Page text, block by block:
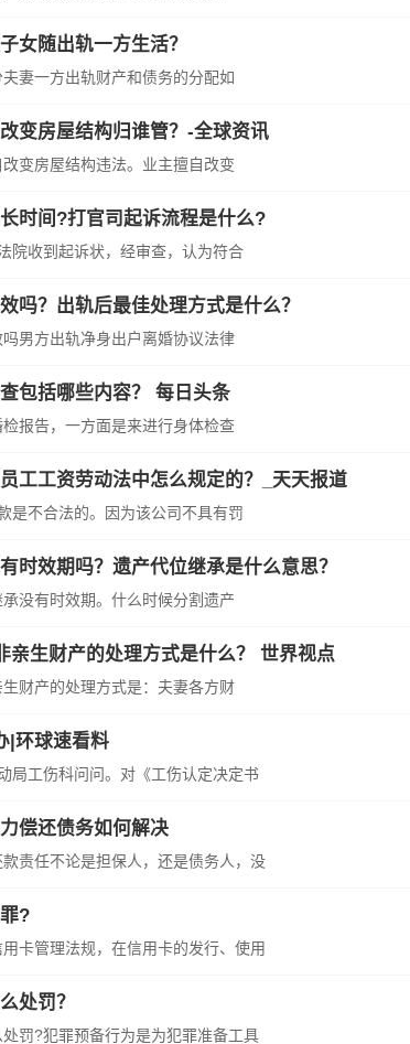
女随出轨一方生活？
妻一方出轨财产和债务的分配如
变房屋结构归谁管？-全球资讯
变房屋结构违法。业主擅自改变
时间?打官司起诉流程是什么?
院收到起诉状，经审查，认为符合
吗？出轨后最佳处理方式是什么？
男方出轨净身出户离婚协议法律
包括哪些内容？ 每日头条
报告，一方面是来进行身体检查
工工资劳动法中怎么规定的？_天天报道
是不合法的。因为该公司不具有罚
时效期吗？遗产代位继承是什么意思？
没有时效期。什么时候分割遗产
亲生财产的处理方式是什么？ 世界视点
财产的处理方式是：夫妻各方财
|环球速看料
局工伤科问问。对《工伤认定决定书
偿还债务如何解决
责任不论是担保人，还是债务人，没
?
卡管理法规，在信用卡的发行、使用
处罚？
罚?犯罪预备行为是为犯罪准备工具